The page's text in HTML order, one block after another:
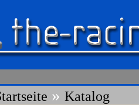
» Katalog